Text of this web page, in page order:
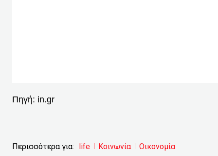
Πηγή: in.gr
Περισσότερα για: life Κοινωνία Οικονομία